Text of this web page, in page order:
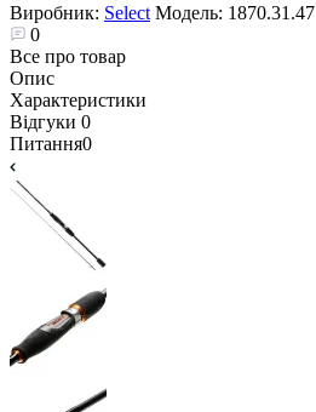
Виробник: Select Модель: 1870.31.47
0
Все про товар
Опис
Характеристики
Відгуки 0
Питання0